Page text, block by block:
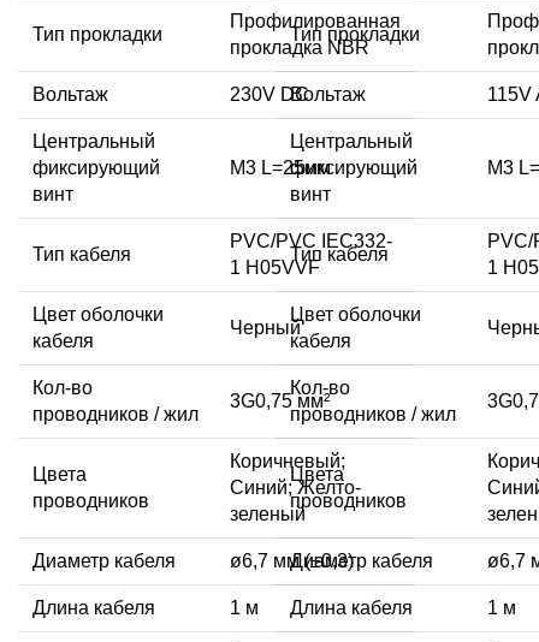
Тип прокладки
Профилированная
прокладка NBR
Вольтаж 230V DC
Центральный
фиксирующий
винт
M3 L=25мм
Тип кабеля
PVC/PVC IEC332-
1 H05VVF
Цвет оболочки
кабеля
Черный
Кол-во
проводников / жил
3G0,75 мм²
Цвета
проводников
Коричневый;
Синий; Желто-
зеленый
Диаметр кабеля ø6,7 мм (±0,3)
Длина кабеля 1 м
Тип прокладки
Вольтаж 115V
Центральный
фиксирующий
винт
M3
Тип кабеля
PVC/
1
Цвет оболочки
кабеля
Кол-во
проводников / жил
Цвета
проводников
Диаметр кабеля ø6,7
Длина кабеля 1 м